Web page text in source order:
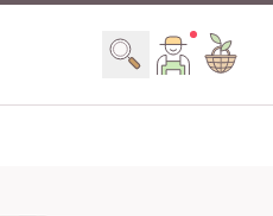
Search